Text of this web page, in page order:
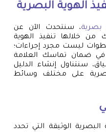
الهوية البصرية
، سنتحدث الآن عن
من خلالها تنفيذ الهوية
ليست مجرد إجراءات؛
ضمان تماسك العلامة
سنتناول إنشاء الدليل
على مختلف وسائط
الوثيقة التي تحدد